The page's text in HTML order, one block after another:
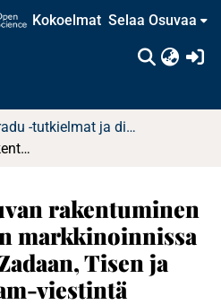
Kokoelmat Selaa Osuvaa
Pro gradu -tutkielmat ja diplomityöt
Vastuullisuuskuvan rakentuminen käytetyn muodin markkinoinnissa : Tarkastelussa Zadaan, Tisen ja Sellpyn Instagram-viestintä
rakentuminen
markkinoinnissa
Tisen ja
viestintä